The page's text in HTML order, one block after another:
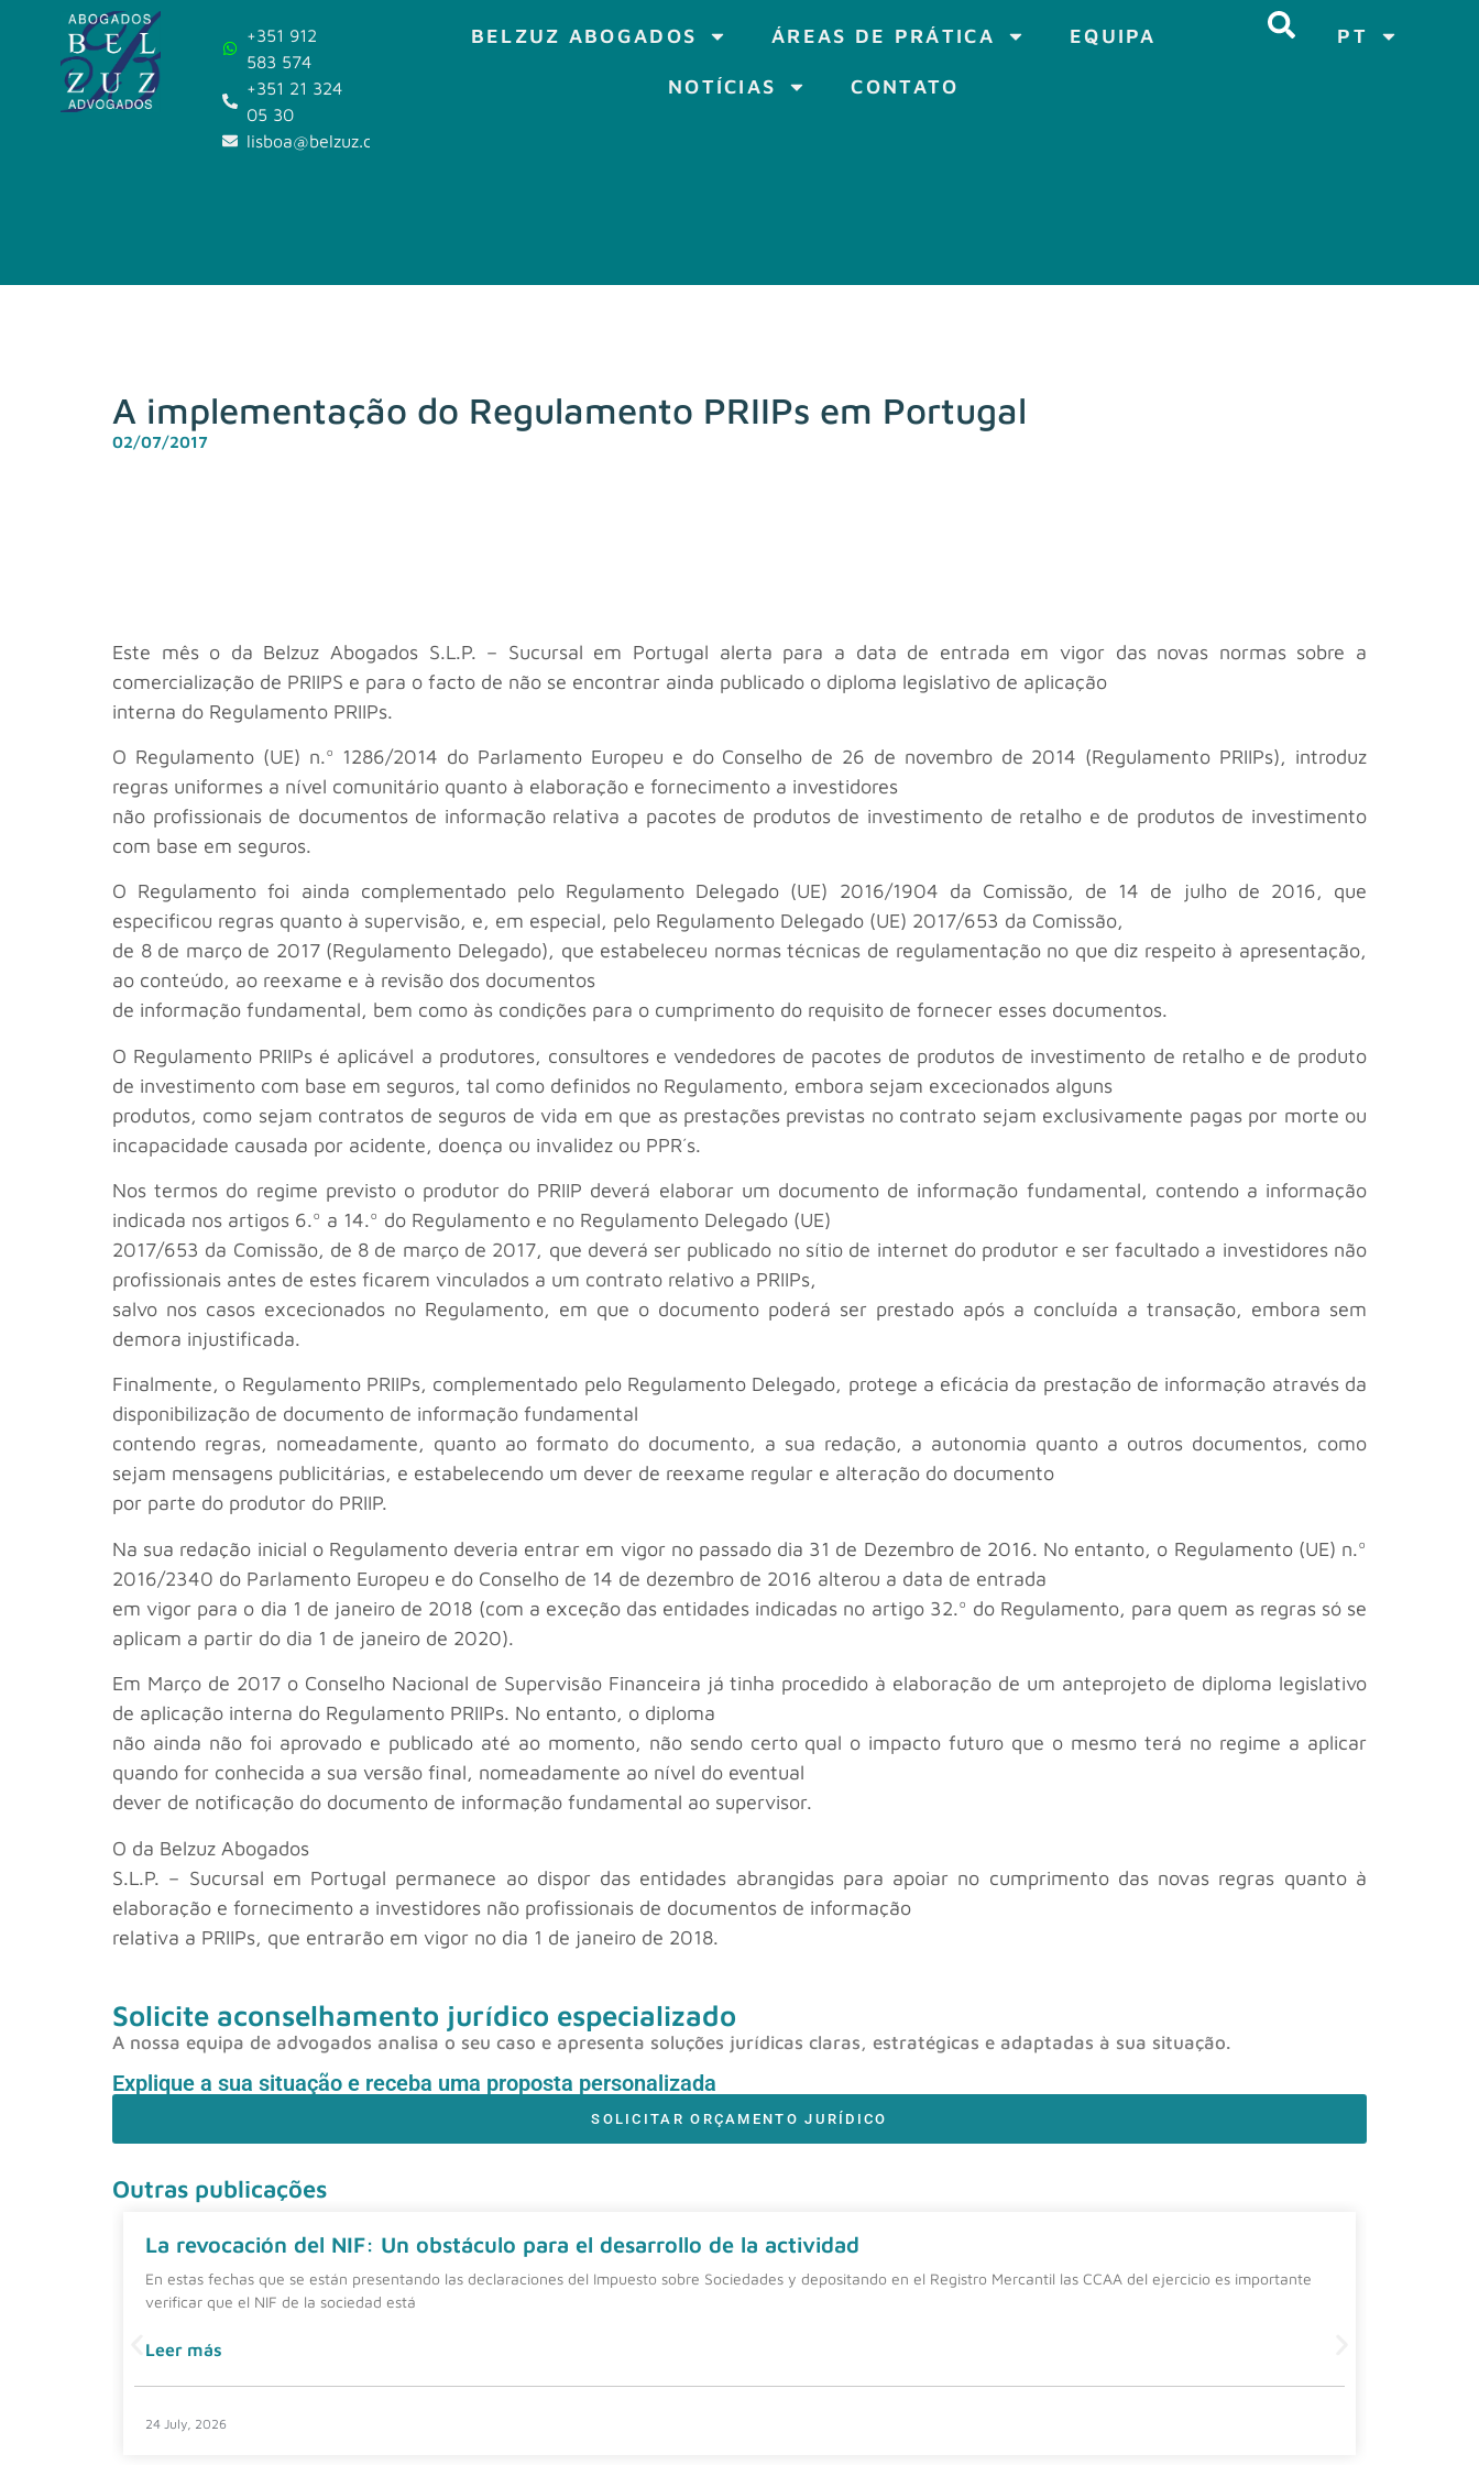
+351 912
583 574
+351 21 324
05 30
lisboa@belzuz.com
BELZUZ ABOGADOS ÁREAS DE PRÁTICA EQUIPA
NOTÍCIAS CONTATO
PT
A implementação do Regulamento PRIIPs em Portugal
02/07/2017
Este mês o da Belzuz Abogados S.L.P. – Sucursal em Portugal alerta para a data de entrada em vigor das novas normas sobre a
comercialização de PRIIPS e para o facto de não se encontrar ainda publicado o diploma legislativo de aplicação
interna do Regulamento PRIIPs.
O Regulamento (UE) n.º 1286/2014 do Parlamento Europeu e do Conselho de 26 de novembro de 2014 (Regulamento PRIIPs), introduz
regras uniformes a nível comunitário quanto à elaboração e fornecimento a investidores
não profissionais de documentos de informação relativa a pacotes de produtos de investimento de retalho e de produtos de investimento
com base em seguros.
O Regulamento foi ainda complementado pelo Regulamento Delegado (UE) 2016/1904 da Comissão, de 14 de julho de 2016, que
especificou regras quanto à supervisão, e, em especial, pelo Regulamento Delegado (UE) 2017/653 da Comissão,
de 8 de março de 2017 (Regulamento Delegado), que estabeleceu normas técnicas de regulamentação no que diz respeito à apresentação,
ao conteúdo, ao reexame e à revisão dos documentos
de informação fundamental, bem como às condições para o cumprimento do requisito de fornecer esses documentos.
O Regulamento PRIIPs é aplicável a produtores, consultores e vendedores de pacotes de produtos de investimento de retalho e de produto
de investimento com base em seguros, tal como definidos no Regulamento, embora sejam excecionados alguns
produtos, como sejam contratos de seguros de vida em que as prestações previstas no contrato sejam exclusivamente pagas por morte ou
incapacidade causada por acidente, doença ou invalidez ou PPR´s.
Nos termos do regime previsto o produtor do PRIIP deverá elaborar um documento de informação fundamental, contendo a informação
indicada nos artigos 6.º a 14.º do Regulamento e no Regulamento Delegado (UE)
2017/653 da Comissão, de 8 de março de 2017, que deverá ser publicado no sítio de internet do produtor e ser facultado a investidores não
profissionais antes de estes ficarem vinculados a um contrato relativo a PRIIPs,
salvo nos casos excecionados no Regulamento, em que o documento poderá ser prestado após a concluída a transação, embora sem
demora injustificada.
Finalmente, o Regulamento PRIIPs, complementado pelo Regulamento Delegado, protege a eficácia da prestação de informação através da
disponibilização de documento de informação fundamental
contendo regras, nomeadamente, quanto ao formato do documento, a sua redação, a autonomia quanto a outros documentos, como
sejam mensagens publicitárias, e estabelecendo um dever de reexame regular e alteração do documento
por parte do produtor do PRIIP.
Na sua redação inicial o Regulamento deveria entrar em vigor no passado dia 31 de Dezembro de 2016. No entanto, o Regulamento (UE) n.º
2016/2340 do Parlamento Europeu e do Conselho de 14 de dezembro de 2016 alterou a data de entrada
em vigor para o dia 1 de janeiro de 2018 (com a exceção das entidades indicadas no artigo 32.º do Regulamento, para quem as regras só se
aplicam a partir do dia 1 de janeiro de 2020).
Em Março de 2017 o Conselho Nacional de Supervisão Financeira já tinha procedido à elaboração de um anteprojeto de diploma legislativo
de aplicação interna do Regulamento PRIIPs. No entanto, o diploma
não ainda não foi aprovado e publicado até ao momento, não sendo certo qual o impacto futuro que o mesmo terá no regime a aplicar
quando for conhecida a sua versão final, nomeadamente ao nível do eventual
dever de notificação do documento de informação fundamental ao supervisor.
O da Belzuz Abogados
S.L.P. – Sucursal em Portugal permanece ao dispor das entidades abrangidas para apoiar no cumprimento das novas regras quanto à
elaboração e fornecimento a investidores não profissionais de documentos de informação
relativa a PRIIPs, que entrarão em vigor no dia 1 de janeiro de 2018.
Solicite aconselhamento jurídico especializado
A nossa equipa de advogados analisa o seu caso e apresenta soluções jurídicas claras, estratégicas e adaptadas à sua situação.
Explique a sua situação e receba uma proposta personalizada
SOLICITAR ORÇAMENTO JURÍDICO
Outras publicações
La revocación del NIF: Un obstáculo para el desarrollo de la actividad
En estas fechas que se están presentando las declaraciones del Impuesto sobre Sociedades y depositando en el Registro Mercantil las CCAA del ejercicio es importante
verificar que el NIF de la sociedad está
Leer más
24 July, 2026